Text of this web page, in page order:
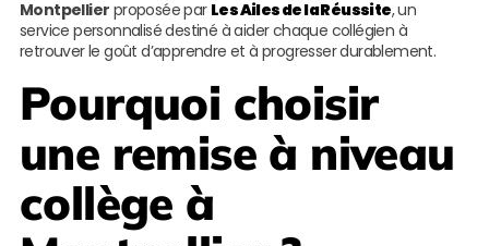
Montpellier proposée par Les Ailes de la Réussite, un
service personnalisé destiné à aider chaque collégien à
retrouver le goût d’apprendre et à progresser durablement.
Pourquoi choisir
une remise à niveau
collège à